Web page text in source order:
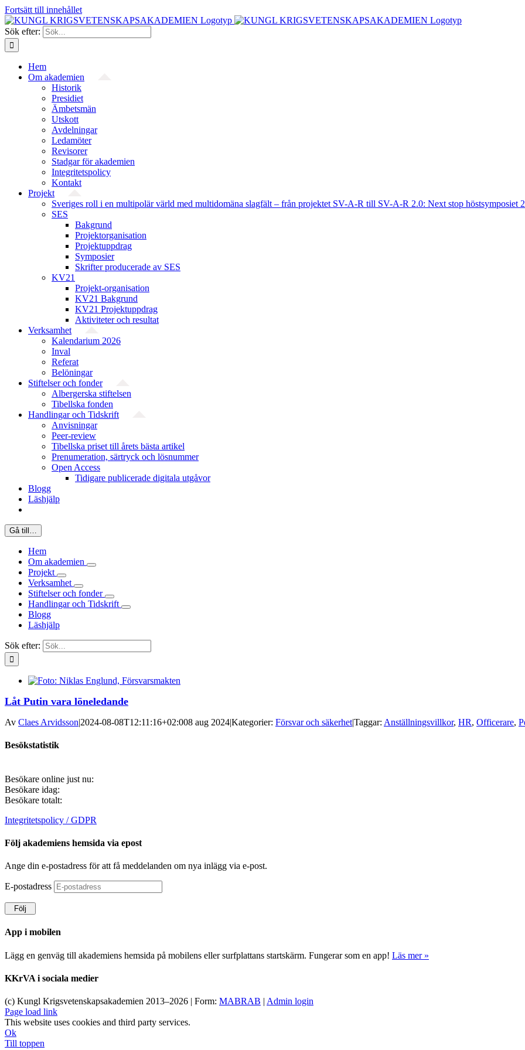
Fortsätt till innehållet
Sök efter:
Hem
Om akademien
Historik
Presidiet
Ämbetsmän
Utskott
Avdelningar
Ledamöter
Revisorer
Stadgar för akademien
Integritetspolicy
Kontakt
Projekt
Sveriges roll i en multipolär värld med multidomäna slagfält – från projektet SV-A-R till SV-A-R 2.0: Next stop höstsymposiet
SES
Bakgrund
Projekt­organisation
Projektuppdrag
Symposier
Skrifter producerade av SES
KV21
Projekt-organisation
KV21 Bakgrund
KV21 Projektuppdrag
Aktiviteter och resultat
Verksamhet
Kalendarium 2026
Inval
Referat
Belöningar
Stiftelser och fonder
Albergerska stiftelsen
Tibellska fonden
Handlingar och Tidskrift
Anvisningar
Peer-review
Tibellska priset till årets bästa artikel
Prenumeration, särtryck och lösnummer
Open Access
Tidigare publicerade digitala utgåvor
Blogg
Läshjälp
Gå till…
Hem
Om akademien
Projekt
Verksamhet
Stiftelser och fonder
Handlingar och Tidskrift
Blogg
Läshjälp
Sök efter:
Låt Putin vara löneledande
Av Claes Arvidsson|2024-08-08T12:11:16+02:008 aug 2024|Kategorier: Försvar och säkerhet|Taggar: Anställningsvillkor, HR, Officerare,
Besökstatistik
Besökare online just nu:
Besökare idag:
Besökare totalt:
Integritetspolicy / GDPR
Följ akademiens hemsida via epost
Ange din e-postadress för att få meddelanden om nya inlägg via e-post.
E-postadress
Följ
App i mobilen
Lägg en genväg till akademiens hemsida på mobilens eller surfplattans startskärm. Fungerar som en app! Läs mer »
KKrVA i sociala medier
(c) Kungl Krigsvetenskapsakademien 2013–2026 | Form: MABRAB | Admin login
Page load link
This website uses cookies and third party services.
Ok
Till toppen